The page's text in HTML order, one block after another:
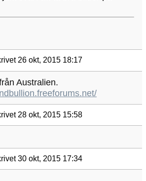
26 okt, 2015 18:17
Australien.
28 okt, 2015 15:58
30 okt, 2015 17:34